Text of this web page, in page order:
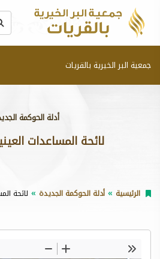
جمعية البر الخيرية بالقريات
أدلة الحوكمة
لائحة المساعدات
الرئيسية أدلة الحوكمة الجديدة لائحة